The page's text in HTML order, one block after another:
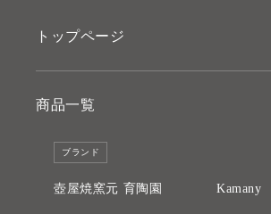
トップページ
商品一覧
ブランド
壺屋焼窯元 育陶園 Kamany